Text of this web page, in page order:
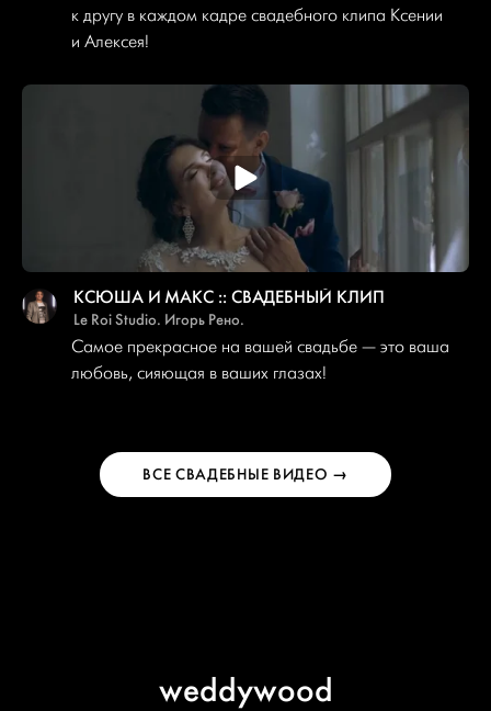
к другу в каждом кадре свадебного клипа Ксении
и Алексея!
КСЮША И МАКС :: СВАДЕБНЫЙ КЛИП
Le Roi Studio. Игорь Рено.
Самое прекрасное на вашей свадьбе — это ваша
любовь, сияющая в ваших глазах!
ВСЕ СВАДЕБНЫЕ ВИДЕО →
weddywood